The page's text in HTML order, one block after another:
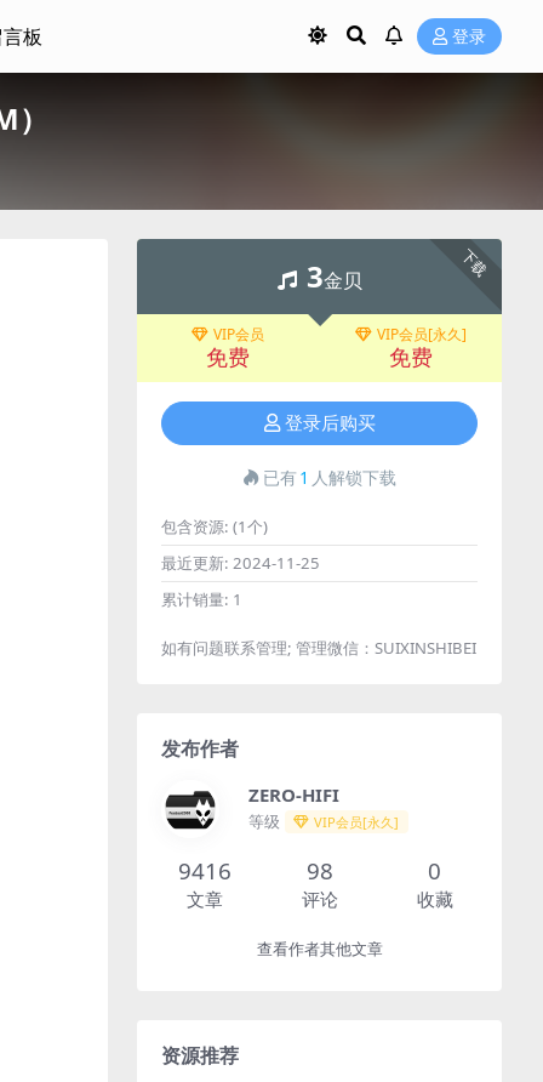
板 登录
下载
3金贝
VIP会员
免费
VIP会员[永久]
免费
登录后购买
已有1 人解锁下载
包含资源: (1个)
最近更新: 2024-11-25
累计销量: 1
如有问题联系管理; 管理微信：SUIXINSHIBEI
发布作者
ZERO-HIFI
等级 VIP会员[永久]
9416
文章
98
评论
0
收藏
查看作者其他文章
资源推荐